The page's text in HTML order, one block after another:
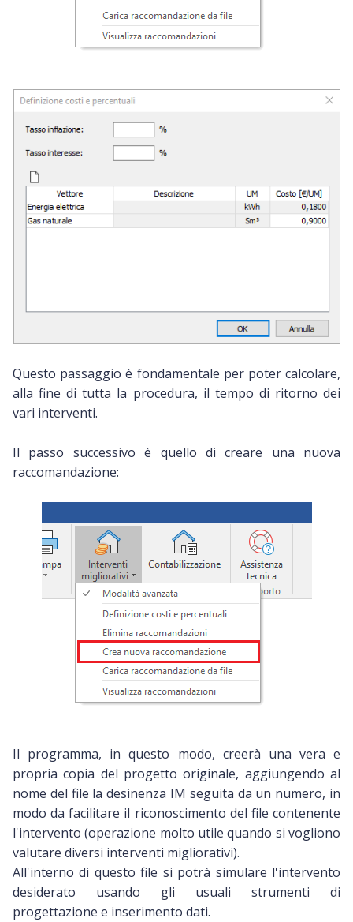
Questo passaggio è fondamentale per poter calcolare,
alla fine di tutta la procedura, il tempo di ritorno dei
vari interventi.
Il passo successivo è quello di creare una nuova
raccomandazione:
Il programma, in questo modo, creerà una vera e
propria copia del progetto originale, aggiungendo al
nome del file la desinenza IM seguita da un numero, in
modo da facilitare il riconoscimento del file contenente
l'intervento (operazione molto utile quando si vogliono
valutare diversi interventi migliorativi).
All'interno di questo file si potrà simulare l'intervento
desiderato usando gli usuali strumenti di
progettazione e inserimento dati.